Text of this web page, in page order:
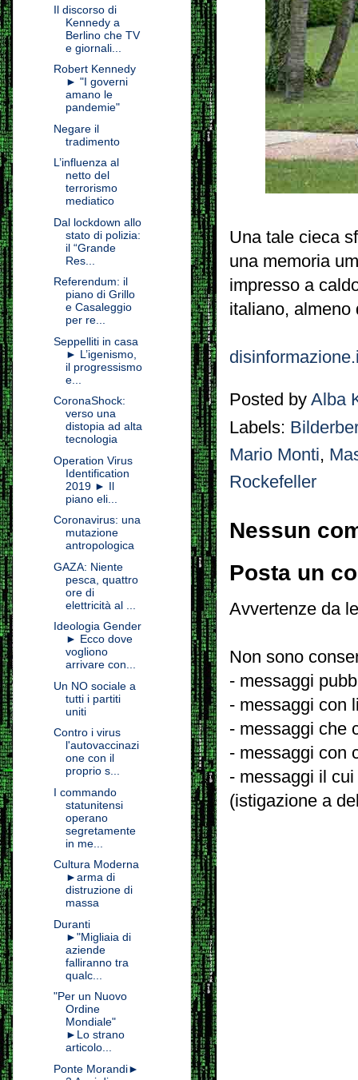
Una tale cieca
una memoria
impresso a
italiano, almeno
Posted by Alba
Labels:
Mario Monti,
Rockefeller
Nessun
Posta un
Avvertenze da
Non sono
- messaggi
- messaggi con
- messaggi che
- messaggi con
- messaggi il
(istigazione a
Il discorso di
Kennedy a
Berlino che TV
e giornali...
Robert Kennedy
► "I governi
amano le
pandemie"
Negare il
tradimento
L’influenza al
netto del
terrorismo
mediatico
Dal lockdown allo
stato di polizia:
il “Grande
Res...
Referendum: il
piano di Grillo
e Casaleggio
per re...
Seppelliti in casa
► L’igenismo,
il progressismo
e...
CoronaShock:
verso una
distopia ad alta
tecnologia
Operation Virus
Identification
2019 ► Il
piano eli...
Coronavirus: una
mutazione
antropologica
GAZA: Niente
pesca, quattro
ore di
elettricità al ...
Ideologia Gender
► Ecco dove
vogliono
arrivare con...
Un NO sociale a
tutti i partiti
uniti
Contro i virus
l'autovaccinazi
one con il
proprio s...
I commando
statunitensi
operano
segretamente
in me...
Cultura Moderna
►arma di
distruzione di
massa
Duranti
►"Migliaia di
aziende
falliranno tra
qualc...
"Per un Nuovo
Ordine
Mondiale"
►Lo strano
articolo...
Ponte Morandi►